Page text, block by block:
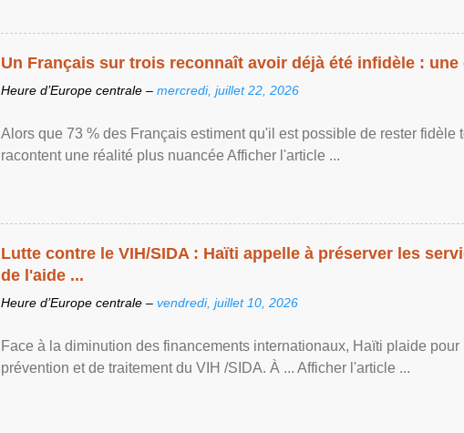
Un Français sur trois reconnaît avoir déjà été infidèle : une
Heure d’Europe centrale – mercredi, juillet 22, 2026
Alors que 73 % des Français estiment qu'il est possible de rester fidèle
racontent une réalité plus nuancée Afficher l'article ...
Lutte contre le VIH/SIDA : Haïti appelle à préserver les
de l'aide ...
Heure d’Europe centrale – vendredi, juillet 10, 2026
Face à la diminution des financements internationaux, Haïti plaide
prévention et de traitement du VIH /SIDA. À ... Afficher l'article ...